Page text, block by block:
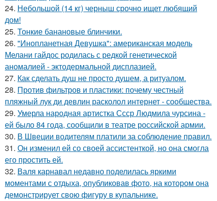
24. Небольшой (14 кг) черныш срочно ищет любящий
дом!
25. Тонкие банановые блинчики.
26. "Инопланетная Девушка": американская модель
Мелани гайдос родилась с редкой генетической
аномалией - эктодермальной дисплазией.
27. Как сделать душ не просто душем, а ритуалом.
28. Против фильтров и пластики: почему честный
пляжный лук ди девлин расколол интернет - сообщества.
29. Умерла народная артистка Ссср Людмила чурсина -
ей было 84 года, сообщили в театре российской армии.
30. В Швеции водителям платили за соблюдение правил.
31. Он изменил ей со своей ассистенткой, но она смогла
его простить ей.
32. Валя карнавал недавно поделилась яркими
моментами с отдыха, опубликовав фото, на котором она
демонстрирует свою фигуру в купальнике.